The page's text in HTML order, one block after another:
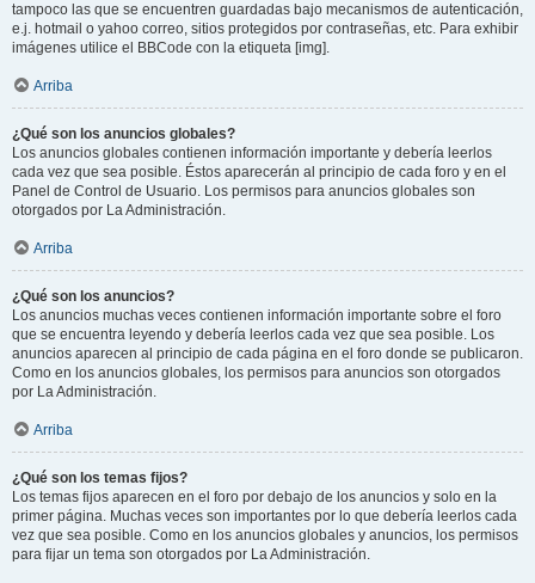
tampoco las que se encuentren guardadas bajo mecanismos de autenticación,
e.j. hotmail o yahoo correo, sitios protegidos por contraseñas, etc. Para exhibir
imágenes utilice el BBCode con la etiqueta [img].
Arriba
¿Qué son los anuncios globales?
Los anuncios globales contienen información importante y debería leerlos
cada vez que sea posible. Éstos aparecerán al principio de cada foro y en el
Panel de Control de Usuario. Los permisos para anuncios globales son
otorgados por La Administración.
Arriba
¿Qué son los anuncios?
Los anuncios muchas veces contienen información importante sobre el foro
que se encuentra leyendo y debería leerlos cada vez que sea posible. Los
anuncios aparecen al principio de cada página en el foro donde se publicaron.
Como en los anuncios globales, los permisos para anuncios son otorgados
por La Administración.
Arriba
¿Qué son los temas fijos?
Los temas fijos aparecen en el foro por debajo de los anuncios y solo en la
primer página. Muchas veces son importantes por lo que debería leerlos cada
vez que sea posible. Como en los anuncios globales y anuncios, los permisos
para fijar un tema son otorgados por La Administración.